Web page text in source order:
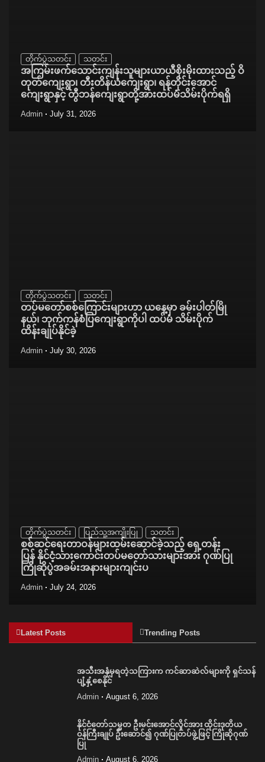
တိုက်ပွဲသတင်း သတင်း
အကြမ်းဖက်သောင်းကျန်းသူများယာယီစိုးမိုးထားသည့် ဝိ
တုတ်ကျေးရွာ၊ တီးတိန်ယံကျေးရွာ၊ ရန်တိုင်းအောင်
ကျေးရွာနှင့် တွီဘန်ကျေးရွာတို့အားထပ်မံသိမ်းပိုက်ရရှိ
Admin July 31, 2026
တိုက်ပွဲသတင်း သတင်း
တပ်မတော်စစ်ကြောင်းများဟာ ယနေ့မှာ ခမ်းပါတ်မြို
နယ်၊ ဘုက်ကန်စံပြကျေးရွာကိုပါ ထပ်မံ သိမ်းပိုက်
ထိန်းချုပ်နိုင်ခဲ့
Admin July 30, 2026
တိုက်ပွဲသတင်း ပြည်သူ့အကျိုးပြု သတင်း
စစ်ဆင်ရေးတာဝန်များထမ်းဆောင်ခဲ့သည့် ရှေ့တန်း
ပြန် နိုင်ငံ့သားကောင်းတပ်မတော်သားများအား ဂုဏ်ပြု
ကြိုဆိုပွဲအခမ်းအနားများကျင်းပ
Admin July 24, 2026
Latest Posts Trending Posts
အသီးအနှံမှရတဲ့သကြားက ကင်ဆာဆဲလ်များကို ရှင်သန်
ပျံ့နှံ့စေနိုင်
Admin August 6, 2026
နိုင်ငံတော်သမ္မတ ဦးမင်းအောင်လှိုင်အား ထိုင်းဒုတိယ
ဝန်ကြီးချုပ် ဦးဆောင်၍ ဂုဏ်ပြုတပ်ဖွဲ့ဖြင့် ကြိုဆိုဂုဏ်
ပြု
Admin August 6, 2026